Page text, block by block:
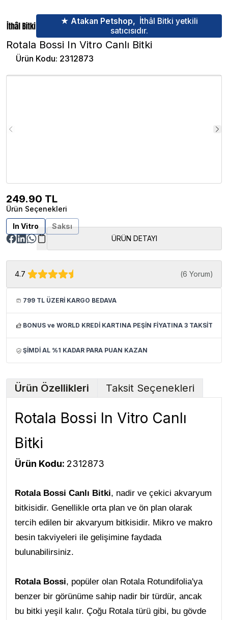
★ Atakan Petshop, İthâl Bitki yetkili
satıcısıdır.
Rotala Bossi In Vitro Canlı Bitki
Ürün Kodu: 2312873
249.90 TL
Ürün Seçenekleri
In Vitro
Saksı
ÜRÜN DETAYI
4.7 (6 Yorum)
799 TL ÜZERİ KARGO BEDAVA
BONUS ve WORLD KREDİ KARTINA PEŞİN FİYATINA 3 TAKSİT
ŞİMDİ AL %1 KADAR PARA PUAN KAZAN
Ürün Özellikleri Taksit Seçenekleri
Rotala Bossi In Vitro Canlı
Bitki
Ürün Kodu: 2312873
Rotala Bossi Canlı Bitki, nadir ve çekici akvaryum
bitkisidir. Genellikle orta plan ve ön plan olarak
tercih edilen bir akvaryum bitkisidir. Mikro ve makro
besin takviyeleri ile gelişimine faydada
bulunabilirsiniz.
Rotala Bossi, popüler olan Rotala Rotundifolia'ya
benzer bir görünüme sahip nadir bir türdür, ancak
bu bitki yeşil kalır. Çoğu Rotala türü gibi, bu gövde